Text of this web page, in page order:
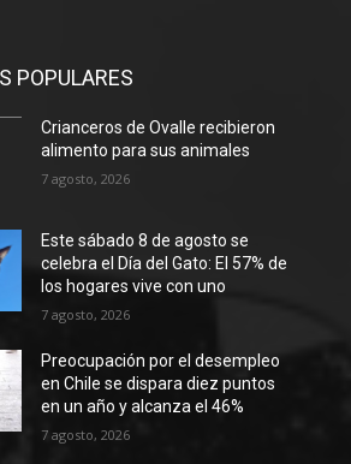
POPULARES
Crianceros de Ovalle recibieron
alimento para sus animales
7 agosto, 2026
Este sábado 8 de agosto se
celebra el Día del Gato: El 57% de
los hogares vive con uno
7 agosto, 2026
Preocupación por el desempleo
en Chile se dispara diez puntos
en un año y alcanza el 46%
7 agosto, 2026